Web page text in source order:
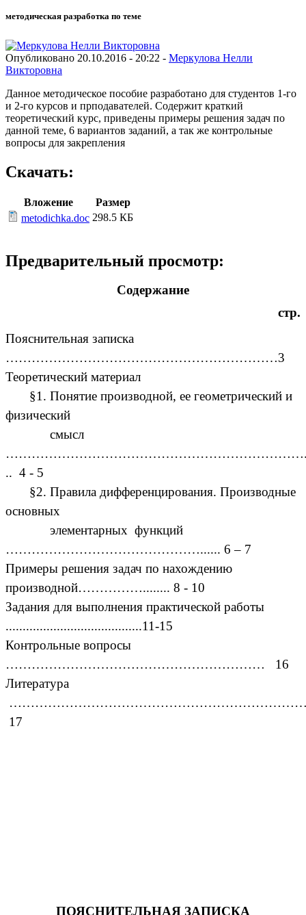
методическая разработка по теме
Опубликовано 20.10.2016 - 20:22 - Меркулова Нелли
Викторовна
Данное методическое пособие разработано для студентов 1-го
и 2-го курсов и прподавателей. Содержит краткий
теоретический курс, приведены примеры решения задач по
данной теме, 6 вариантов заданий, а так же контрольные
вопросы для закрепления
Скачать:
Вложение
Размер
metodichka.doc 298.5 КБ
Предварительный просмотр:
Содержание
стр.
Пояснительная записка
………………………………………………………3
Теоретический материал
§1. Понятие производной, ее геометрический и
физический
смысл
.. 4 - 5
§2. Правила дифференцирования. Производные
основных
элементарных функций
………………………………………...... 6 – 7
Примеры решения задач по нахождению
производной……………........ 8 - 10
Задания для выполнения практической работы
........................................11-15
Контрольные вопросы
…………………………………………………… 16
Литература
17
ПОЯСНИТЕЛЬНАЯ ЗАПИСКА